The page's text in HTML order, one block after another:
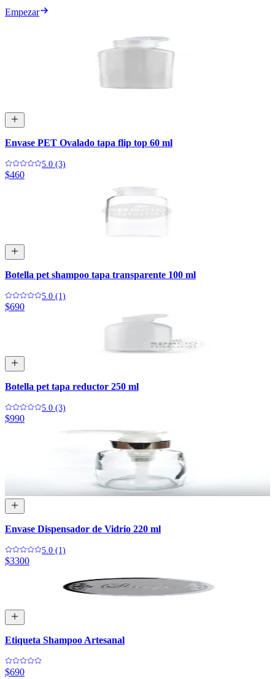
Empezar
Envase PET Ovalado tapa flip top 60 ml
5.0 (3)
$460
Botella pet shampoo tapa transparente 100 ml
5.0 (1)
$690
Botella pet tapa reductor 250 ml
5.0 (3)
$990
Envase Dispensador de Vidrio 220 ml
5.0 (1)
$3300
Etiqueta Shampoo Artesanal
$690